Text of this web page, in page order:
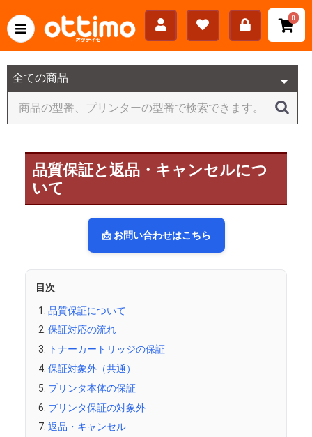
0
品質保証と返品・キャンセルにつ
いて
📩 お問い合わせはこちら
目次
品質保証について
保証対応の流れ
トナーカートリッジの保証
保証対象外（共通）
プリンタ本体の保証
プリンタ保証の対象外
返品・キャンセル